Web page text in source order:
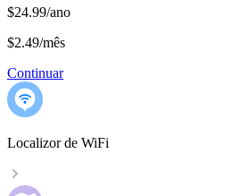
$24.99/ano
$2.49/mês
Continuar
Localizor de WiFi